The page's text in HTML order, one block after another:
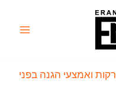
ואמצעי הגנה בפני